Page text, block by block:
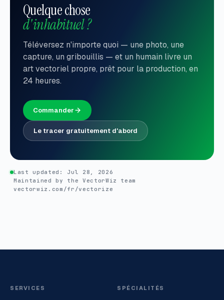
Quelque chose
d'inhabituel ?
Téléversez n'importe quoi — une photo, une
capture, un gribouillis — et un humain livre un
art vectoriel propre, prêt pour la production, en
24 heures.
Commander
Le tracer gratuitement d'abord
Last updated: Jul 28, 2026
Maintained by the VectorWiz team
vectorwiz.com/fr/vectorize
SERVICES SPÉCIALITÉS